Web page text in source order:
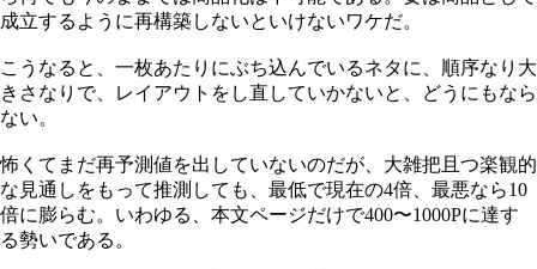
成立するように再構築しないといけないワケだ。
こうなると、一枚あたりにぶち込んでいるネタに、順序なり大
きさなりで、レイアウトをし直していかないと、どうにもなら
ない。
怖くてまだ再予測値を出していないのだが、大雑把且つ楽観的
な見通しをもって推測しても、最低で現在の4倍、最悪なら10
倍に膨らむ。いわゆる、本文ページだけで400〜1000Pに達す
る勢いである。